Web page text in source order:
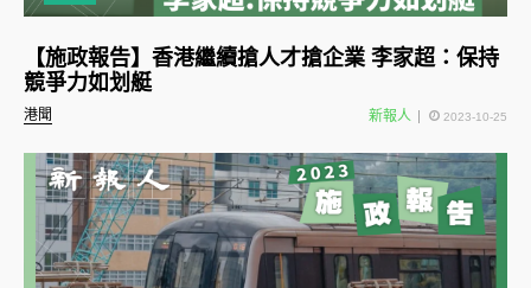
港聞
【施政報告】香港繼續搶人才搶企業 李家超：保持
競爭力如划艇
新報人 2023-10-25